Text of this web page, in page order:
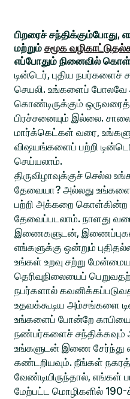
பிறரைச் சந்திக்கும்போது,
மற்றும் சமூக
எப்போதும் நினைவில்
டின்டெர், புதிய நபர்களைச்
செயலி. உங்களைப்
கொண்டிருக்கும் ஒருவரைத்
பிரச்சனையும் இல்லை.
மார்க்கெட்கள் வரை,
விஷயங்களைப் பற்றி
செய்யலாம்.
திருவிழாவுக்குச் செல்ல
தேவையா? அல்லது
பற்றி அக்கறை கொள்கின்ற
தேவைப்படலாம். நாளது
இணைகளுடன்,
எங்களுக்கு ஒன்றும்
உங்கள் உறவு சற்று
தெரிவுநிலையைப்
நபர்களால்
உதவக்கூடிய அம்சங்களை
உங்களைப் போன்றே காபியை
நண்பர்களைச் சந்திக்கவும்
உங்களுடன் இணை சேர்ந்து
கண்டறியவும். நீங்கள்
வேண்டியிருந்தால், எங்கள்
மேற்பட்ட மொழிகளில் 190-